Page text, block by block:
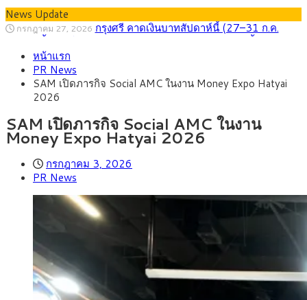
News Update
กรกฎาคม 27, 2026 กรุงศรี คาดเงินบาทสัปดาห์นี้ (27–31 ก.ค.
หน้ารถไฟฟ้าสงขลา โมโนเรล 12.54 กม. เชื่อมเมืองหาดใหญ่
สิงหาคม 4, 2026
รายหัวเพียง 2,618 บาท เสนอทบทวนจัดสรรงบให้สอดคล้องภาระ
งานจริง
สิงหาคม 3, 2026
33.00-33.60 ติดตามข้อมูลจ้างงานสหรัฐฯ
สิงหาคม 1, 2026 “เอกนิติ” เปิดเครื่องยนต์เศรษฐกิจใหม่ของไทย
เดินหน้า 5 ยุทธศาสตร์ รื้อโครงสร้างเศรษฐกิจ ดันไทยโตเต็ม
ศักยภาพ
กรกฎาคม 27, 2026
ติดลายการ์ตูน กรมศุลกากร เตือนผู้ปกครองเฝ้าระวัง หลังยึดล็อต
ใหญ่จากเยอรมนี
หน้าแรก
PR News
SAM เปิดภารกิจ Social AMC ในงาน Money Expo Hatyai
2026
SAM เปิดภารกิจ Social AMC ในงาน
Money Expo Hatyai 2026
กรกฎาคม 3, 2026
PR News